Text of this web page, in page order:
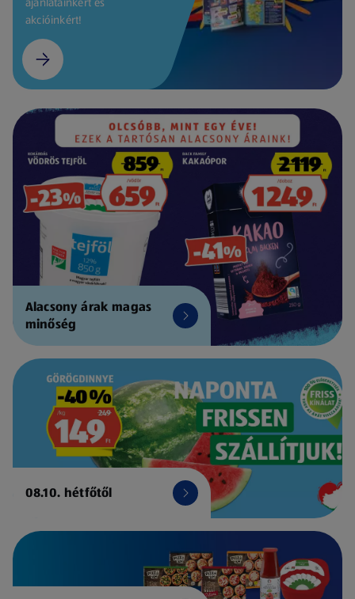
akcióinkért!
Alacsony árak magas
minőség
08.10. hétfőtől